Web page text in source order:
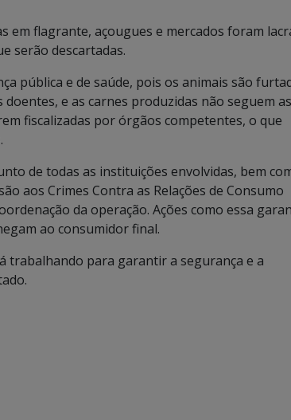
em flagrante, açougues e mercados foram
serão descartadas.
pública e de saúde, pois os animais são
e as carnes produzidas não seguem as
fiscalizadas por órgãos competentes, o que
de todas as instituições envolvidas, bem
aos Crimes Contra as Relações de Consumo
da operação. Ações como essa
ao consumidor final.
trabalhando para garantir a segurança e a